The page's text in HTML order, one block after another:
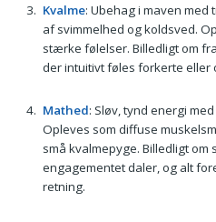
Kvalme: Ubehag i maven
af svimmelhed og koldsved.
stærke følelser. Billedligt om
der intuitivt føles forkerte eller
Mathed: Sløv, tynd energi
Opleves som diffuse
små kvalmepyge. Billedligt om
engagementet daler, og alt
retning.